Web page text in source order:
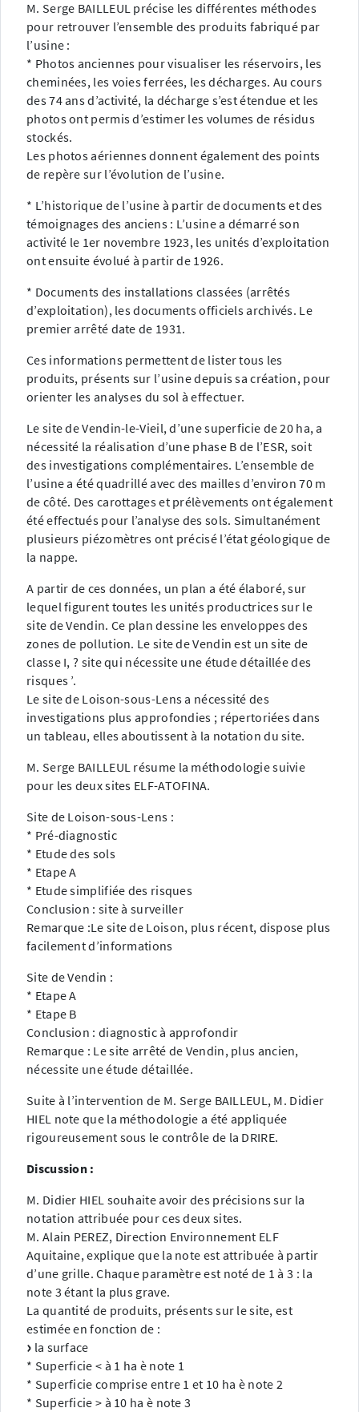
M. Serge BAILLEUL précise les différentes méthodes
pour retrouver l’ensemble des produits fabriqué par
l’usine :
* Photos anciennes pour visualiser les réservoirs, les
cheminées, les voies ferrées, les décharges. Au cours
des 74 ans d’activité, la décharge s’est étendue et les
photos ont permis d’estimer les volumes de résidus
stockés.
Les photos aériennes donnent également des points
de repère sur l’évolution de l’usine.
* L’historique de l’usine à partir de documents et des
témoignages des anciens : L’usine a démarré son
activité le 1er novembre 1923, les unités d’exploitation
ont ensuite évolué à partir de 1926.
* Documents des installations classées (arrêtés
d’exploitation), les documents officiels archivés. Le
premier arrêté date de 1931.
Ces informations permettent de lister tous les
produits, présents sur l’usine depuis sa création, pour
orienter les analyses du sol à effectuer.
Le site de Vendin-le-Vieil, d’une superficie de 20 ha, a
nécessité la réalisation d’une phase B de l’ESR, soit
des investigations complémentaires. L’ensemble de
l’usine a été quadrillé avec des mailles d’environ 70 m
de côté. Des carottages et prélèvements ont également
été effectués pour l’analyse des sols. Simultanément
plusieurs piézomètres ont précisé l’état géologique de
la nappe.
A partir de ces données, un plan a été élaboré, sur
lequel figurent toutes les unités productrices sur le
site de Vendin. Ce plan dessine les enveloppes des
zones de pollution. Le site de Vendin est un site de
classe I, ? site qui nécessite une étude détaillée des
risques ’.
Le site de Loison-sous-Lens a nécessité des
investigations plus approfondies ; répertoriées dans
un tableau, elles aboutissent à la notation du site.
M. Serge BAILLEUL résume la méthodologie suivie
pour les deux sites ELF-ATOFINA.
Site de Loison-sous-Lens :
* Pré-diagnostic
* Etude des sols
* Etape A
* Etude simplifiée des risques
Conclusion : site à surveiller
Remarque :Le site de Loison, plus récent, dispose plus
facilement d’informations
Site de Vendin :
* Etape A
* Etape B
Conclusion : diagnostic à approfondir
Remarque : Le site arrêté de Vendin, plus ancien,
nécessite une étude détaillée.
Suite à l’intervention de M. Serge BAILLEUL, M. Didier
HIEL note que la méthodologie a été appliquée
rigoureusement sous le contrôle de la DRIRE.
Discussion :
M. Didier HIEL souhaite avoir des précisions sur la
notation attribuée pour ces deux sites.
M. Alain PEREZ, Direction Environnement ELF
Aquitaine, explique que la note est attribuée à partir
d’une grille. Chaque paramètre est noté de 1 à 3 : la
note 3 étant la plus grave.
La quantité de produits, présents sur le site, est
estimée en fonction de :
la surface
* Superficie < à 1 ha è note 1
* Superficie comprise entre 1 et 10 ha è note 2
* Superficie > à 10 ha è note 3